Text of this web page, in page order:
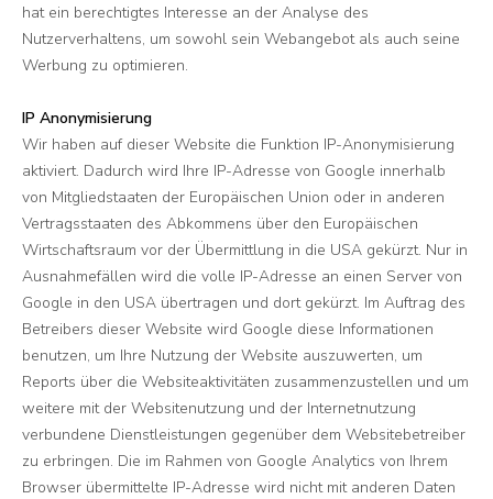
hat ein berechtigtes Interesse an der Analyse des
Nutzerverhaltens, um sowohl sein Webangebot als auch seine
Werbung zu optimieren.
IP Anonymisierung
Wir haben auf dieser Website die Funktion IP-Anonymisierung
aktiviert. Dadurch wird Ihre IP-Adresse von Google innerhalb
von Mitgliedstaaten der Europäischen Union oder in anderen
Vertragsstaaten des Abkommens über den Europäischen
Wirtschaftsraum vor der Übermittlung in die USA gekürzt. Nur in
Ausnahmefällen wird die volle IP-Adresse an einen Server von
Google in den USA übertragen und dort gekürzt. Im Auftrag des
Betreibers dieser Website wird Google diese Informationen
benutzen, um Ihre Nutzung der Website auszuwerten, um
Reports über die Websiteaktivitäten zusammenzustellen und um
weitere mit der Websitenutzung und der Internetnutzung
verbundene Dienstleistungen gegenüber dem Websitebetreiber
zu erbringen. Die im Rahmen von Google Analytics von Ihrem
Browser übermittelte IP-Adresse wird nicht mit anderen Daten